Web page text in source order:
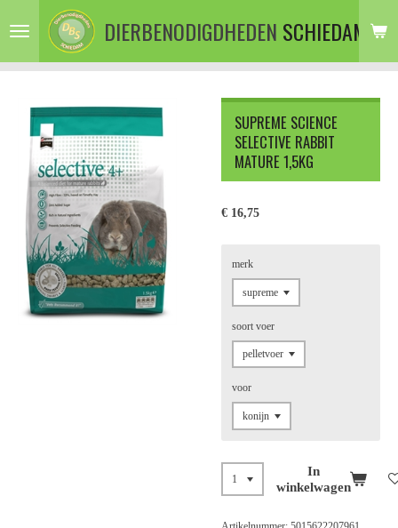
direct
de
DIERBENODIGDHEDEN SCHIEDAM
SUPREME SCIENCE
SELECTIVE RABBIT
MATURE 1,5KG
€ 16,75
merk
soort voer
voor
In
winkelwagen